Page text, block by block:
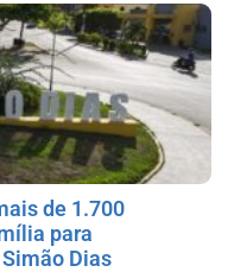
de 1.700
para
Dias